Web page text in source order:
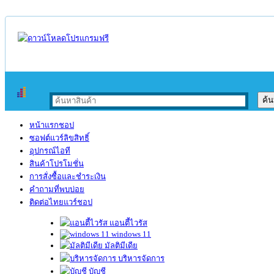
หน้าแรกชอป
ซอฟต์แวร์ลิขสิทธิ์
อุปกรณ์ไอที
สินค้าโปรโมชั่น
การสั่งซื้อและชำระเงิน
คำถามที่พบบ่อย
ติดต่อไทยแวร์ชอป
แอนตี้ไวรัส
windows 11
มัลติมีเดีย
บริหารจัดการ
บัญชี